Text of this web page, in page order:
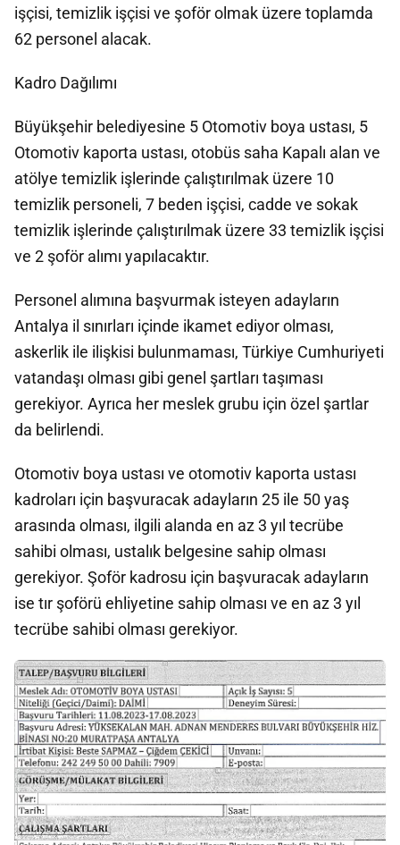
işçisi, temizlik işçisi ve şoför olmak üzere toplamda
62 personel alacak.
Kadro Dağılımı
Büyükşehir belediyesine 5 Otomotiv boya ustası, 5
Otomotiv kaporta ustası, otobüs saha Kapalı alan ve
atölye temizlik işlerinde çalıştırılmak üzere 10
temizlik personeli, 7 beden işçisi, cadde ve sokak
temizlik işlerinde çalıştırılmak üzere 33 temizlik işçisi
ve 2 şoför alımı yapılacaktır.
Personel alımına başvurmak isteyen adayların
Antalya il sınırları içinde ikamet ediyor olması,
askerlik ile ilişkisi bulunmaması, Türkiye Cumhuriyeti
vatandaşı olması gibi genel şartları taşıması
gerekiyor. Ayrıca her meslek grubu için özel şartlar
da belirlendi.
Otomotiv boya ustası ve otomotiv kaporta ustası
kadroları için başvuracak adayların 25 ile 50 yaş
arasında olması, ilgili alanda en az 3 yıl tecrübe
sahibi olması, ustalık belgesine sahip olması
gerekiyor. Şoför kadrosu için başvuracak adayların
ise tır şoförü ehliyetine sahip olması ve en az 3 yıl
tecrübe sahibi olması gerekiyor.